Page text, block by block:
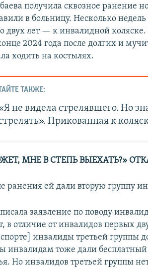
получила сквозное ранение
в больницу. Несколько
двух лет — к инвалидной
2024 года после долгих и
ходить на костылях.
ТАКЖЕ:
не видела стрелявшего. Но
Прикованная к
МНЕ В СТЕПЬ ВЫЕХАТЬ?»
ранения ей дали вторую группу
заявление по поводу
в отличие от инвалидов первых
инвалиды третьей группы
инвалидам тоже дали
Но инвалидов третьей группы